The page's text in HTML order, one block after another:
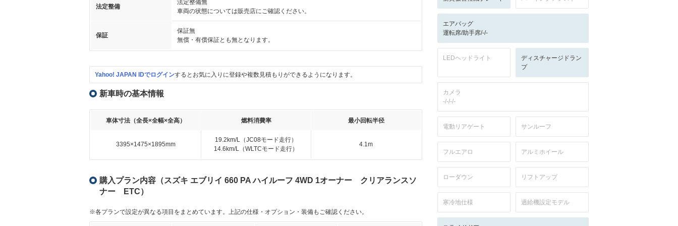
法定整備
法定整備無
車両の状態については販売店にご確認ください。
保証
保証無
無償・有償保証とも無となります。
Yahoo! JAPAN IDでログインするとお気に入りに登録や複数見積もりができるようになります。
新車時の基本情報
車体寸法（全長×全幅×全高） 燃料消費率 最小回転半径
3395×1475×1895mm
19.2km/L（JC08モード走行）
14.6km/L（WLTCモード走行）
4.1m
購入プラン内容（スズキ エブリイ 660 PA ハイルーフ 4WD 1オーナー クリアランスソ
ナー ETC）
※各プランで設定が異なる項目をまとめています。上記の仕様・オプション・装備もご確認ください。
エアバッグ
運転席/助手席/-/-
LEDヘッドライト
ディスチャージドラン
プ
カメラ
-/-/-/-
電動リアゲート サンルーフ
フルエアロ アルミホイール
ローダウン リフトアップ
寒冷地仕様 過給機設定モデル